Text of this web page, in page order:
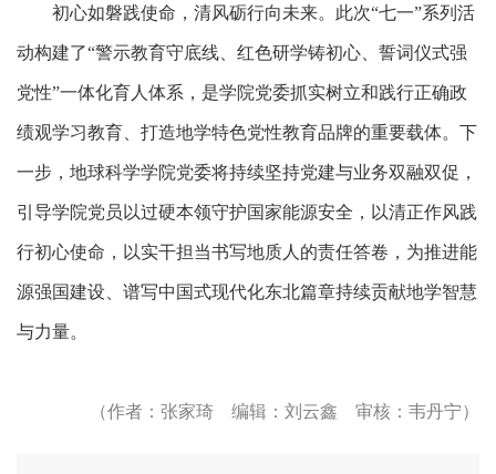
初心如磐践使命，清风砺行向未来。此次“七一”系列活
动构建了“警示教育守底线、红色研学铸初心、誓词仪式强
党性”一体化育人体系，是学院党委抓实树立和践行正确政
绩观学习教育、打造地学特色党性教育品牌的重要载体。下
一步，地球科学学院党委将持续坚持党建与业务双融双促，
引导学院党员以过硬本领守护国家能源安全 ，以清正作风践
行初心使命 ，以实干担当书写地质人的责任答卷， 为推进能
源强国建设、谱写中国式现代化东北篇章持续贡献地学智慧
与力量。
（作者：张家琦 编辑：刘云鑫 审核：韦丹宁）